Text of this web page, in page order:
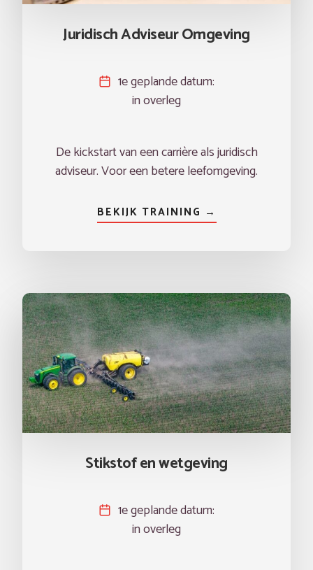
Juridisch Adviseur Omgeving
1e geplande datum:
in overleg
De kickstart van een carrière als juridisch
adviseur. Voor een betere leefomgeving.
BEKIJK TRAINING →
Stikstof en wetgeving
1e geplande datum:
in overleg